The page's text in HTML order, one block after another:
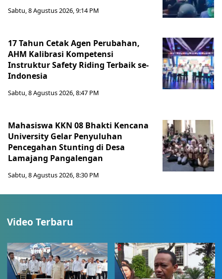
Sabtu, 8 Agustus 2026, 9:14 PM
17 Tahun Cetak Agen Perubahan,
AHM Kalibrasi Kompetensi
Instruktur Safety Riding Terbaik se-
Indonesia
Sabtu, 8 Agustus 2026, 8:47 PM
Mahasiswa KKN 08 Bhakti Kencana
University Gelar Penyuluhan
Pencegahan Stunting di Desa
Lamajang Pangalengan
Sabtu, 8 Agustus 2026, 8:30 PM
Video Terbaru